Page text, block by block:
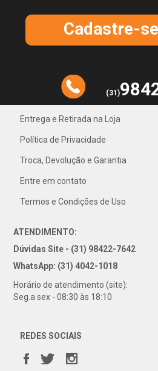
Cadastre-
(31)
4042-1018
Entrega e Retirada na Loja
Política de Privacidade
Troca, Devolução e Garantia
Entre em contato
Termos e Condições de Uso
ATENDIMENTO:
Dúvidas Site - (31) 98422-7642
WhatsApp: (31) 4042-1018
Horário de atendimento (site):
Seg.a sex - 08:30 às 18:10
REDES SOCIAIS